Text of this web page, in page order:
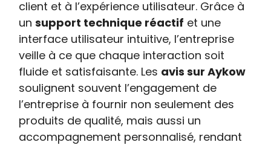
client et à l’expérience utilisateur. Grâce à
unsupport technique réactif et une
interface utilisateur intuitive, l’entreprise
veille à ce que chaque interaction soit
fluide et satisfaisante. Les avis sur Aykow
soulignent souvent l’engagement de
l’entreprise à fournir non seulement des
produits de qualité, mais aussi un
accompagnement personnalisé, rendant